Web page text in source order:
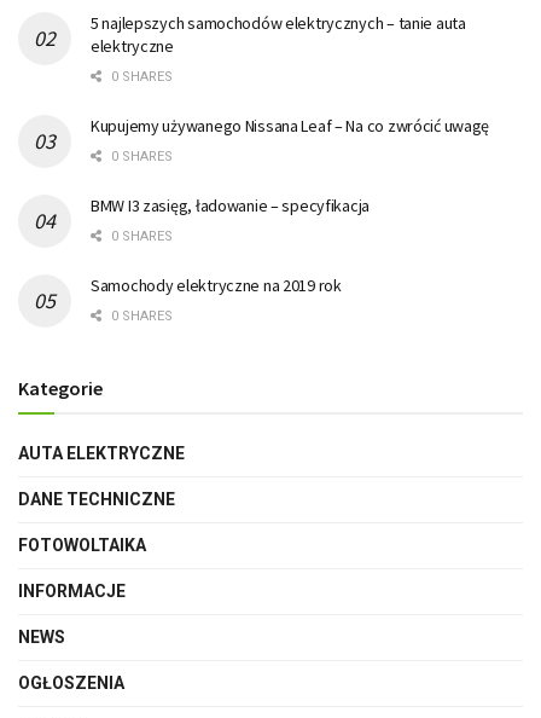
5 najlepszych samochodów elektrycznych – tanie auta
elektryczne
0 SHARES
Kupujemy używanego Nissana Leaf – Na co zwrócić uwagę
0 SHARES
BMW I3 zasięg, ładowanie – specyfikacja
0 SHARES
Samochody elektryczne na 2019 rok
0 SHARES
Kategorie
AUTA ELEKTRYCZNE
DANE TECHNICZNE
FOTOWOLTAIKA
INFORMACJE
NEWS
OGŁOSZENIA